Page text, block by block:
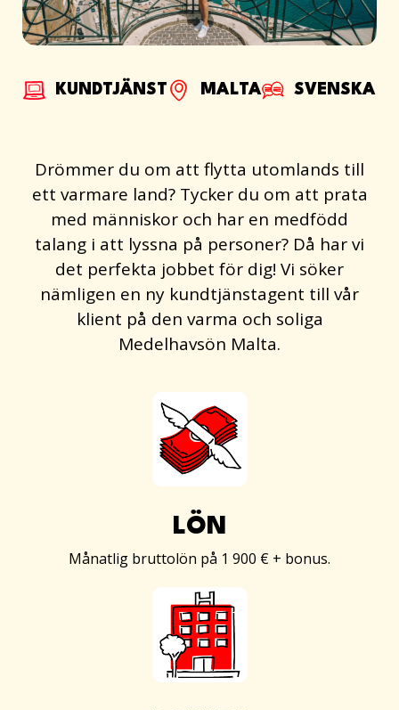
KUNDTJÄNST MALTA SVENSKA
Drömmer du om att flytta utomlands till
ett varmare land? Tycker du om att prata
med människor och har en medfödd
talang i att lyssna på personer? Då har vi
det perfekta jobbet för dig! Vi söker
nämligen en ny kundtjänstagent till vår
klient på den varma och soliga
Medelhavsön Malta.
LÖN
Månatlig bruttolön på 1 900 € + bonus.